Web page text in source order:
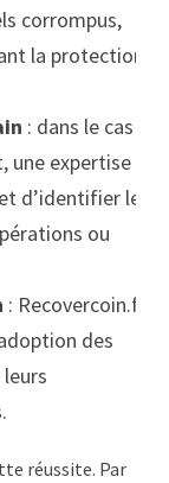
corrompus,
la protection
: dans le cas
une expertise
d’identifier les
ou
: Recovercoin.fr
des
réussite. Par